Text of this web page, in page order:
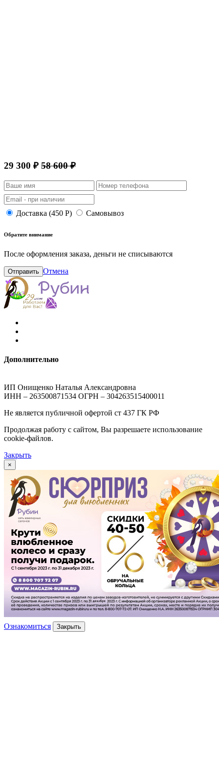
29 300 ₽ 58 600 ₽
Доставка (450 Р) Самовывоз
Обратите внимание
После оформления заказа, деньги не списываются
Отправить Отмена
Дополнительно
ИП Онищенко Наталья Александровна
ИНН – 263500871534 ОГРН – 304263515400011
Не является публичной офертой ст 437 ГК РФ
Продолжая работу с сайтом, Вы разрешаете использование
cookie-файлов.
Закрыть
×
Ознакомиться Закрыть